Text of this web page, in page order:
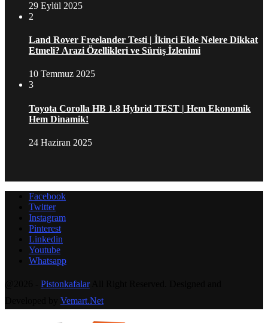
29 Eylül 2025
2
Land Rover Freelander Testi | İkinci Elde Nelere Dikkat
Etmeli? Arazi Özellikleri ve Sürüş İzlenimi
10 Temmuz 2025
3
Toyota Corolla HB 1.8 Hybrid TEST | Hem Ekonomik
Hem Dinamik!
24 Haziran 2025
Facebook
Twitter
Instagram
Pinterest
Linkedin
Youtube
Whatsapp
PistonkafalarAll Right Reserved. Designed and
Vemart.Net